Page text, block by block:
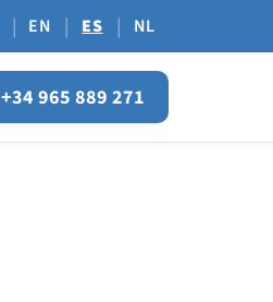
| EN | ES | NL
+34 965 889 271